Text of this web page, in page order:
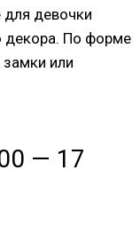
для девочки
декора. По форме
или
— 17